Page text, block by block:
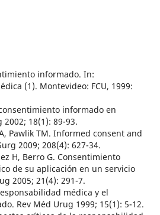
informado. In:
(1). Montevideo: FCU, 1999:
informado en
18(1): 89-93.
Pawlik TM. Informed consent and
2009; 208(4): 627-34.
H, Berro G. Consentimiento
de su aplicación en un servicio
2005; 21(4): 291-7.
médica y el
Rev Méd Urug 1999; 15(1): 5-12.